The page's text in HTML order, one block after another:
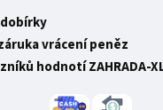
vrácení peněz
hodnotí ZAHRADA-